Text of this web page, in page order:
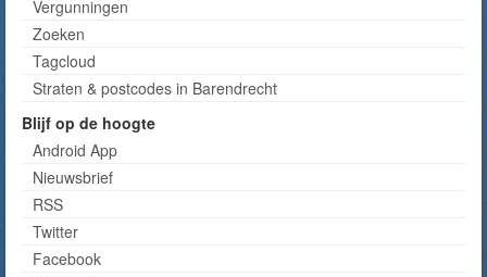
Vergunningen
Zoeken
Tagcloud
Straten & postcodes in Barendrecht
Blijf op de hoogte
Android App
Nieuwsbrief
RSS
Twitter
Facebook